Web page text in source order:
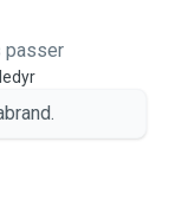
passer